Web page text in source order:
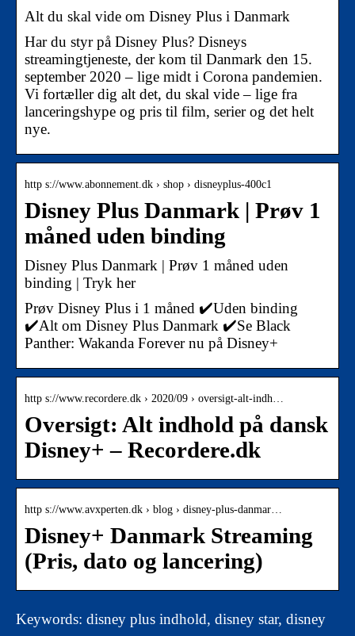
Alt du skal vide om Disney Plus i Danmark
Har du styr på Disney Plus? Disneys
streamingtjeneste, der kom til Danmark den 15.
september 2020 – lige midt i Corona pandemien.
Vi fortæller dig alt det, du skal vide – lige fra
lanceringshype og pris til film, serier og det helt
nye.
http s://www.abonnement.dk › shop › disneyplus-400c1
Disney Plus Danmark | Prøv 1
måned uden binding
Disney Plus Danmark | Prøv 1 måned uden
binding | Tryk her
Prøv Disney Plus i 1 måned ✔️Uden binding
✔️Alt om Disney Plus Danmark ✔️Se Black
Panther: Wakanda Forever nu på Disney+
http s://www.recordere.dk › 2020/09 › oversigt-alt-indh…
Oversigt: Alt indhold på dansk
Disney+ – Recordere.dk
http s://www.avxperten.dk › blog › disney-plus-danmar…
Disney+ Danmark Streaming
(Pris, dato og lancering)
Keywords: disney plus indhold, disney star, disney